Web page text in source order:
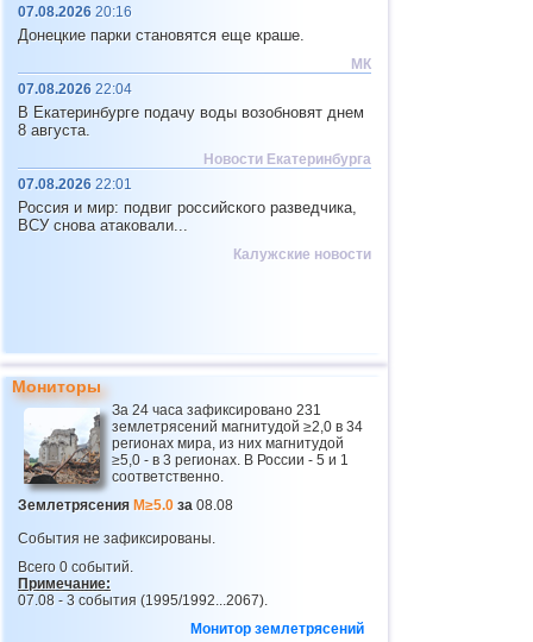
07.08.2026 20:16
Донецкие парки становятся еще краше.
МК
07.08.2026 22:04
В Екатеринбурге подачу воды возобновят днем
8 августа.
Новости Екатеринбурга
07.08.2026 22:01
Россия и мир: подвиг российского разведчика,
ВСУ снова атаковали...
Калужские новости
Мониторы
За 24 часа зафиксировано 231
землетрясений магнитудой ≥2,0 в 34
регионах мира, из них магнитудой
≥5,0 - в 3 регионах. В России - 5 и 1
соответственно.
Землетрясения M≥5.0 за 08.08
События не зафиксированы.
Всего 0 событий.
Примечание:
07.08 - 3 события (1995/1992...2067).
Монитор землетрясений